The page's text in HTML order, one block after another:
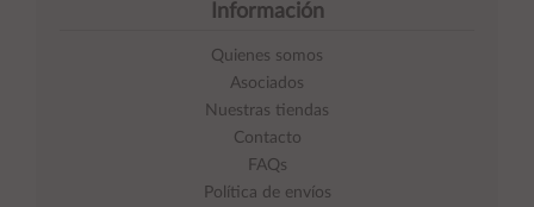
Información
Quienes somos
Asociados
Nuestras tiendas
Contacto
FAQs
Política de envíos